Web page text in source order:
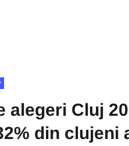
alegeri Cluj
din clujeni